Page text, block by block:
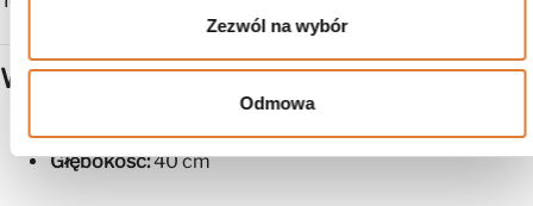
Zezwól na wybór
Odmowa
Wymiary
Wysokość:55 cm
Głębokość:40 cm